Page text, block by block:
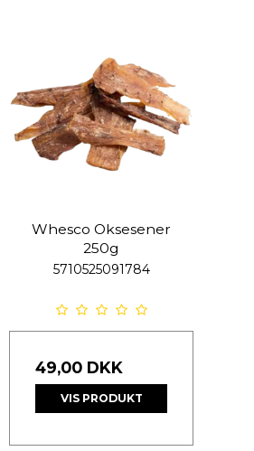
Whesco Oksesener
250g
5710525091784
49,00 DKK
VIS PRODUKT